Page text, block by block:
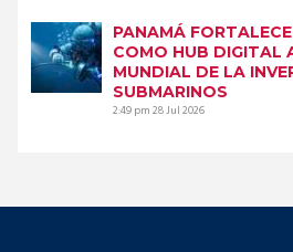
PANAMÁ
COMO HUB DIGITAL
MUNDIAL DE LA
SUBMARINOS
2:49 pm28 Jul 2026